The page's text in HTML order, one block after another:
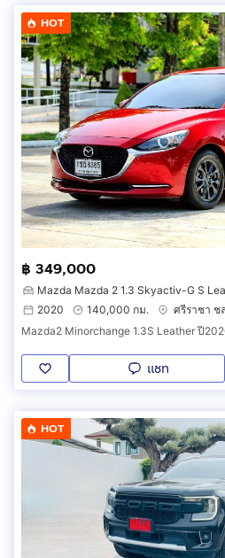
HOT
฿ 349,000
Mazda Mazda 2 1.3 Skyactiv-G S
2020
140,000 กม.
ศรีราชา ช
แชท
HOT